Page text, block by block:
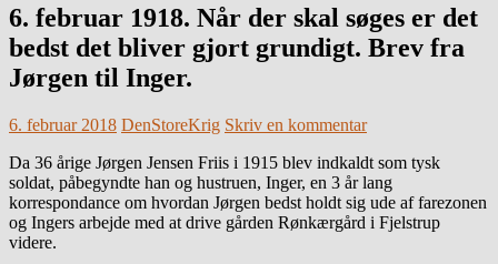
6. februar 1918. Når der skal søges er det
bedst det bliver gjort grundigt. Brev fra
Jørgen til Inger.
6. februar 2018 DenStoreKrig Skriv en kommentar
Da 36 årige Jørgen Jensen Friis i 1915 blev indkaldt som tysk
soldat, påbegyndte han og hustruen, Inger, en 3 år lang
korrespondance om hvordan Jørgen bedst holdt sig ude af farezonen
og Ingers arbejde med at drive gården Rønkærgård i Fjelstrup
videre.